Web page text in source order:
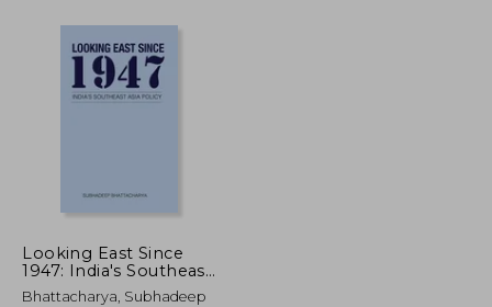
$ 98.220 50%
dcto.
Looking East Since
1947: India's Southeast
Asia Policy (en Inglés)
Bhattacharya, Subhadeep